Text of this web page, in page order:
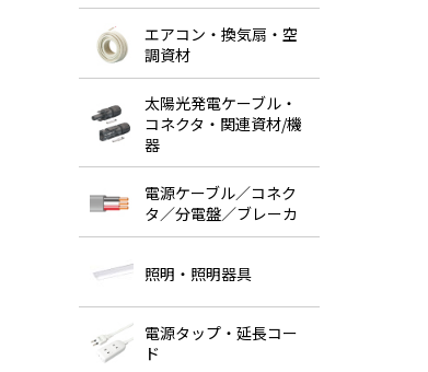
エアコン・換気扇・空
調資材
太陽光発電ケーブル・
コネクタ・関連資材/機
器
電源ケーブル／コネク
タ／分電盤／ブレーカ
照明・照明器具
電源タップ・延長コー
ド